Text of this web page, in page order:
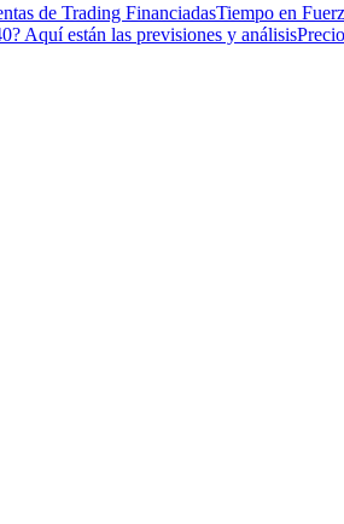
de Trading FinanciadasTiempo en
Aquí están las previsiones y análisis